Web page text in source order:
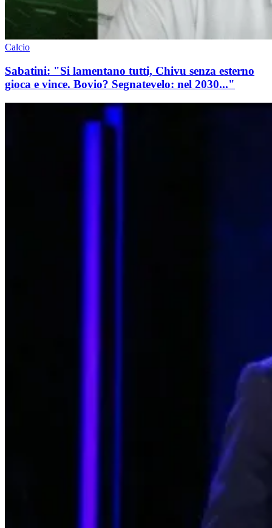
Calcio
Sabatini: "Si lamentano tutti, Chivu senza esterno
gioca e vince. Bovio? Segnatevelo: nel 2030..."